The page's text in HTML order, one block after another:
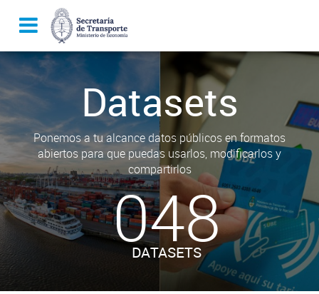
Datasets
Ponemos a tu alcance datos públicos en formatos
abiertos para que puedas usarlos, modificarlos y
compartirlos
048
DATASETS